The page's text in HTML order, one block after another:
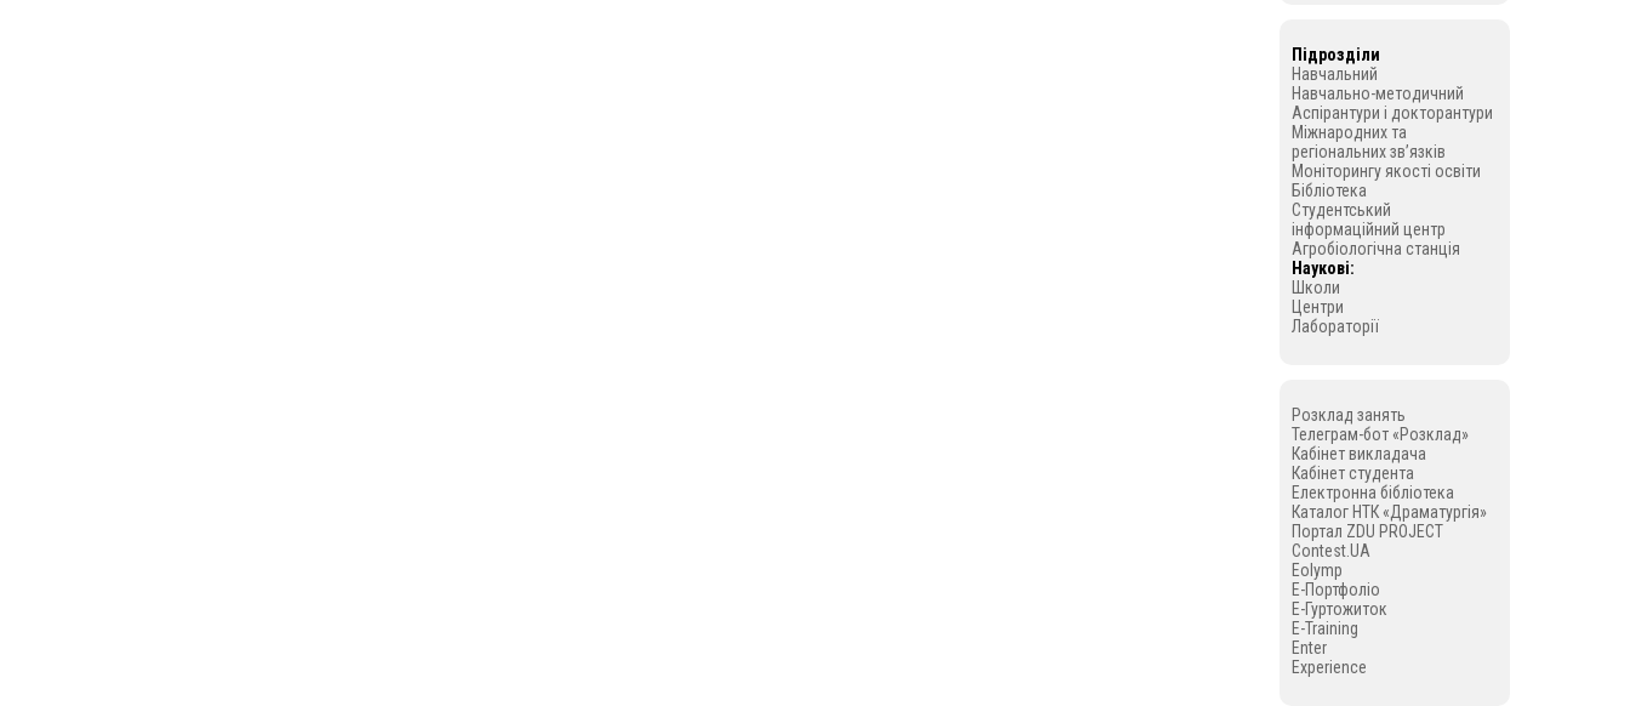
Підрозділи
Навчальний
Навчально-методичний
Аспірантури і докторантури
Міжнародних та
регіональних зв’язків
Моніторингу якості освіти
Бібліотека
Студентський
інформаційний центр
Агробіологічна станція
Наукові:
Школи
Центри
Лабораторії
Розклад занять
Телеграм-бот «Розклад»
Кабінет викладача
Кабінет студента
Електронна бібліотека
Каталог НТК «Драматургія»
Портал ZDU PROJECT
Contest.UA
Eolymp
E-Портфоліо
E-Гуртожиток
E-Training
Enter
Experience